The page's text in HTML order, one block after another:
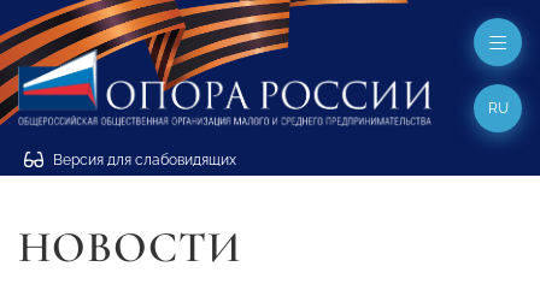
Версия для слабовидящих
RU
НОВОСТИ